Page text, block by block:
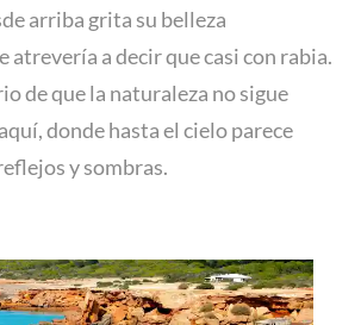
arriba grita su belleza
atrevería a decir que casi con rabia.
de que la naturaleza no sigue
donde hasta el cielo parece
y sombras.